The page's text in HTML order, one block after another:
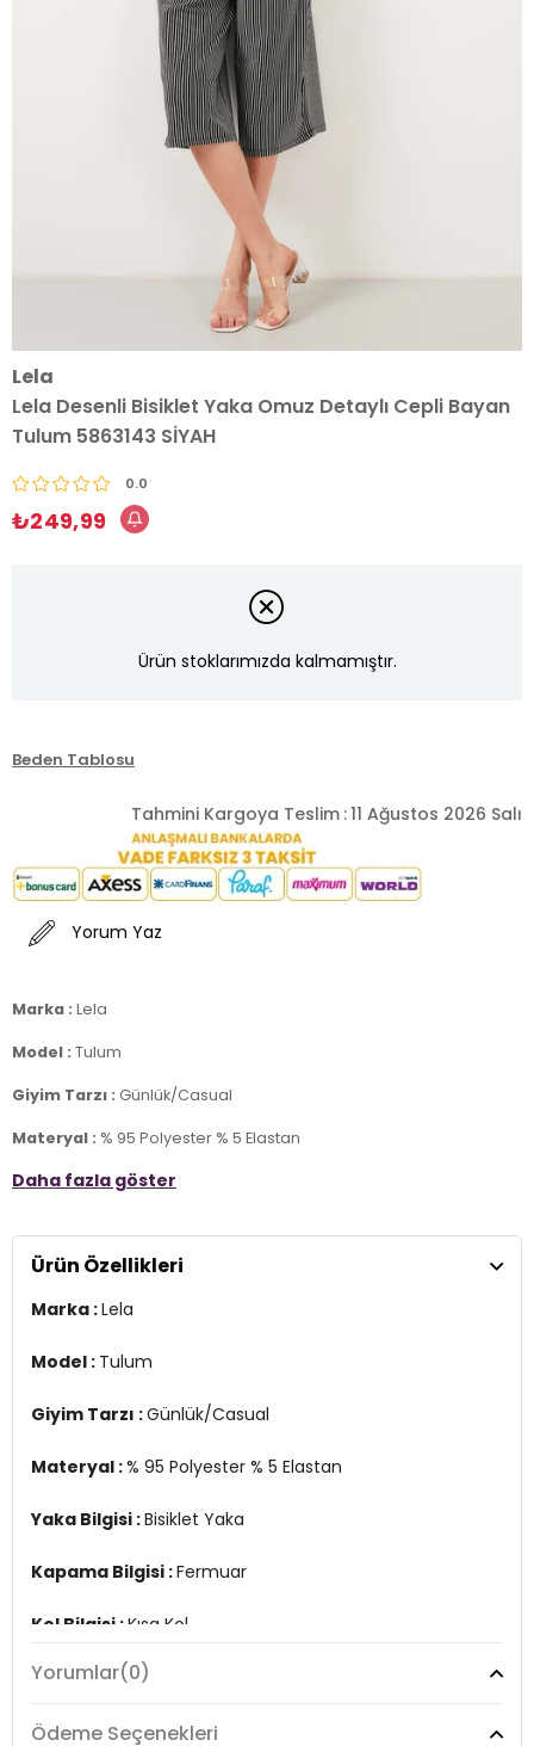
Lela
Lela Desenli Bisiklet Yaka Omuz Detaylı Cepli Bayan
Tulum 5863143 SİYAH
0.0
₺249,99
Ürün stoklarımızda kalmamıştır.
Beden Tablosu
Tahmini Kargoya Teslim :11 Ağustos 2026 Salı
Yorum Yaz
Marka : Lela
Model : Tulum
Giyim Tarzı : Günlük/Casual
Materyal : % 95 Polyester % 5 Elastan
Yaka Bilgisi :Bisiklet Yaka
Kol Bilgisi :Kısa Kol
Cep Bilgisi :Cepli
Manken Ölçüsü :
62 cm / Basen : 91 cm / Beden : M
YERLİ ÜRETİM
Daha fazla göster
Ürün Özellikleri
Marka :Lela
Model : Tulum
Giyim Tarzı :Günlük/Casual
Materyal :% 95 Polyester % 5 Elastan
Yaka Bilgisi :Bisiklet Yaka
Kapama Bilgisi :Fermuar
Kol Bilgisi :Kısa Kol
Cep Bilgisi :Cepli
Manken Ölçüsü :Kilo : 55 kg / Boy : 1.76 cm / Göğüs :
Yorumlar(0)
Ödeme Seçenekleri